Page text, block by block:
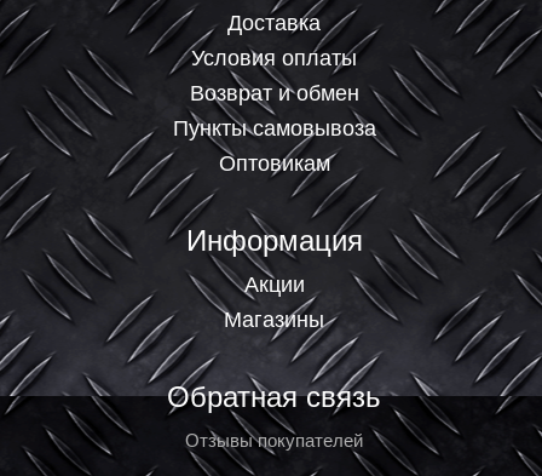
Доставка
Условия оплаты
Возврат и обмен
Пункты самовывоза
Оптовикам
Информация
Акции
Магазины
Обратная связь
Отзывы покупателей